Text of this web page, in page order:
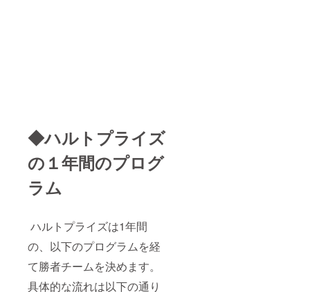
◆ハルトプライズ
の１年間のプログ
ラム
ハルトプライズは1年間
の、以下のプログラムを経
て勝者チームを決めます。
具体的な流れは以下の通り